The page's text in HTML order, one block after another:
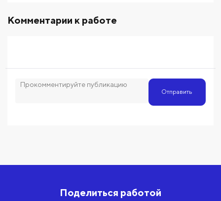
Комментарии к работе
Отправить
Поделиться работой